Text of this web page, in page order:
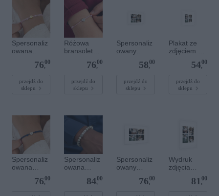
Spersonaliz
owana
bransoletka
sznurkowa -
Złote kółko
76,
00
przejdź do
sklepu
Różowa
bransoletka
dla dzieci -
owana -
Srebrne
76,
00
przejdź do
sklepu
Spersonaliz
owany
plakat - 30 x
58,
00
przejdź do
sklepu
Plakat ze
zdjęciem 20
54,
00
przejdź do
sklepu
Spersonaliz
owana
bransoletka
sznurkowa -
76,
00
Spersonaliz
owana
bransoletka
84,
00
Spersonaliz
owany
plakat - 60 x
76,
00
Wydruk
zdjęcia
plakatu - 50
x 70 cm81 ,
00